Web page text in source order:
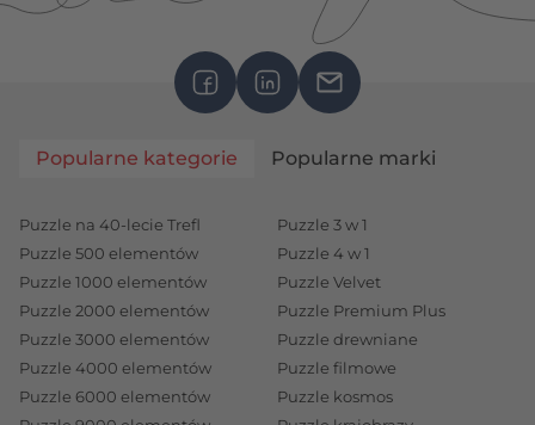
Popularne kategorie Popularne marki
Puzzle na 40-lecie Trefl
Puzzle 500 elementów
Puzzle 1000 elementów
Puzzle 2000 elementów
Puzzle 3000 elementów
Puzzle 4000 elementów
Puzzle 6000 elementów
Puzzle 3 w 1
Puzzle 4 w 1
Puzzle Velvet
Puzzle Premium Plus
Puzzle drewniane
Puzzle filmowe
Puzzle kosmos